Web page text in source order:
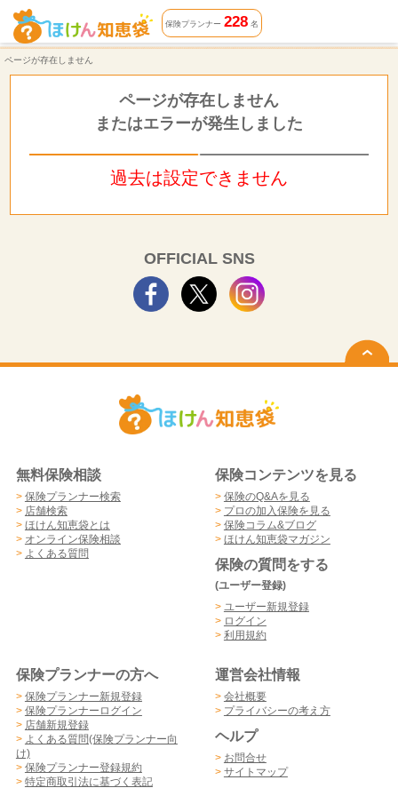
ページが存在しません | ほけん知恵袋
保険プランナー 228名
ページが存在しません
ページが存在しません
またはエラーが発生しました
過去は設定できません
OFFICIAL SNS
無料保険相談
> 保険プランナー検索
> 店舗検索
> ほけん知恵袋とは
> オンライン保険相談
> よくある質問
保険コンテンツを見る
> 保険のQ&Aを見る
> プロの加入保険を見る
> 保険コラム&ブログ
> ほけん知恵袋マガジン
保険の質問をする
(ユーザー登録)
> ユーザー新規登録
> ログイン
> 利用規約
保険プランナーの方へ
> 保険プランナー新規登録
> 保険プランナーログイン
> 店舗新規登録
> よくある質問(保険プランナー向
け)
> 保険プランナー登録規約
> 特定商取引法に基づく表記
運営会社情報
> 会社概要
> プライバシーの考え方
ヘルプ
> お問合せ
> サイトマップ